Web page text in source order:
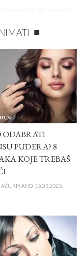
ODABRATI
PUDERA? 8
KOJE TREBAŠ
15.03.2025.